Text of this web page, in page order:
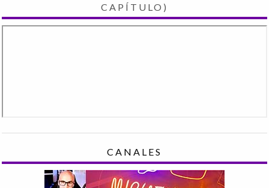
CAPÍTULO)
CANALES